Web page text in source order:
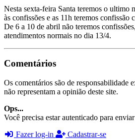
Nesta sexta-feira Santa teremos o ultimo
às confissões e as 11h teremos confissão
De 6 a 10 de abril não teremos
atendimentos normais no dia 13/4.
Comentários
Os comentários são de responsabilidade
não representam a opinião deste site.
Ops...
Você precisa estar autenticado para
Fazer log-in
Cadastrar-se